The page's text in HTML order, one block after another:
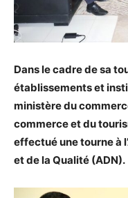
Dans le cadre de sa
établissements et
ministère du
commerce et du
effectué une tourne à
et de la Qualité (ADN).